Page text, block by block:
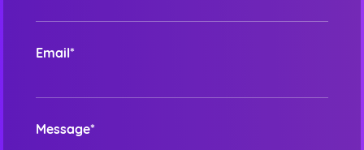
Email*
Message*